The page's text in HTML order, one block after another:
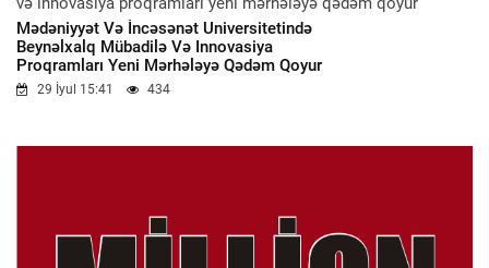
Mədəniyyət Və İncəsənət Universitetində
Beynəlxalq Mübadilə Və Innovasiya
Proqramları Yeni Mərhələyə Qədəm Qoyur
29 İyul 15:41 434